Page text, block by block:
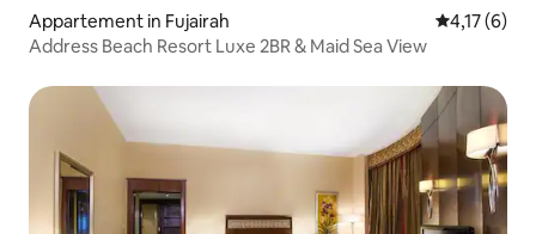
Appartement in Fujairah
4,17 (6)
Address Beach Resort Luxe 2BR & Maid Sea View